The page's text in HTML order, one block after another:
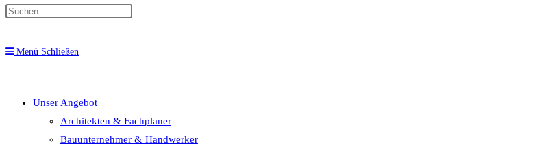
Menü Schließen
Unser Angebot
Architekten & Fachplaner
Bauunternehmer & Handwerker